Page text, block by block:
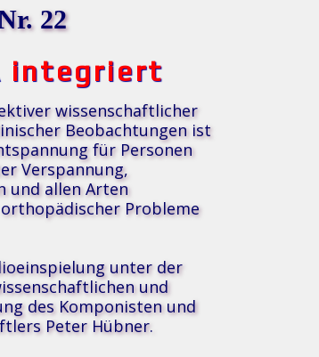
22
integriert
wissenschaftlicher
Beobachtungen ist
für Personen
Verspannung,
und allen Arten
Probleme
unter der
und
des Komponisten und
Peter Hübner.